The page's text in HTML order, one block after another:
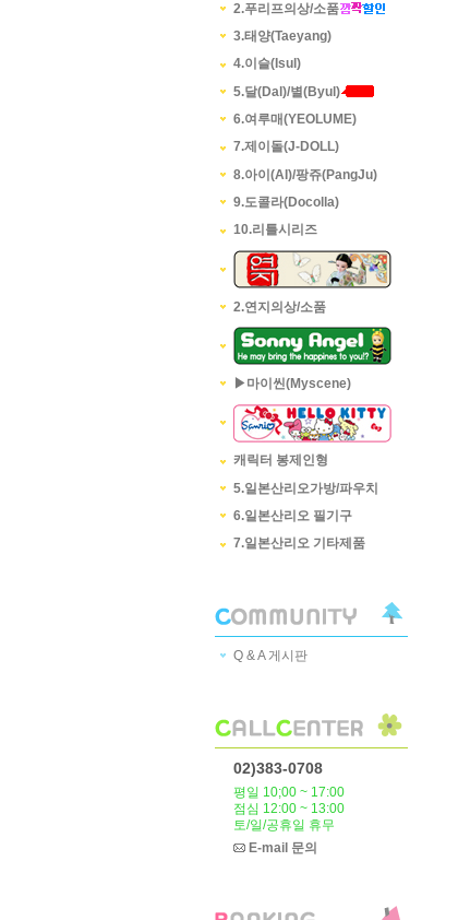
2.푸리프의상/소품
3.태양(Taeyang)
4.이슬(Isul)
5.달(Dal)/별(Byul)
6.여루매(YEOLUME)
7.제이돌(J-DOLL)
8.아이(AI)/팡쥬(PangJu)
9.도콜라(Docolla)
10.리틀시리즈
2.연지의상/소품
▶마이씬(Myscene)
캐릭터 봉제인형
5.일본산리오가방/파우치
6.일본산리오 필기구
7.일본산리오 기타제품
Q & A 게시판
02)383-0708
평일 10;00 ~ 17:00
점심 12:00 ~ 13:00
토/일/공휴일 휴무
E-mail 문의